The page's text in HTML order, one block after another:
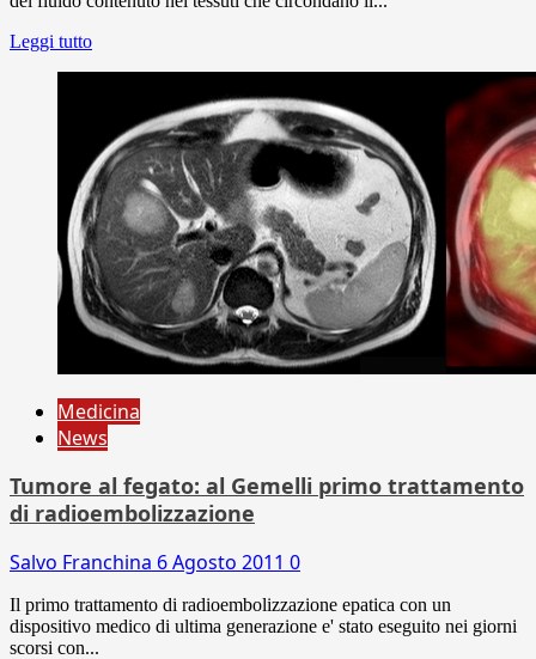
Leggi tutto
Medicina
News
Tumore al fegato: al Gemelli primo trattamento
di radioembolizzazione
Salvo Franchina 6 Agosto 2011 0
Il primo trattamento di radioembolizzazione epatica con un
dispositivo medico di ultima generazione e' stato eseguito nei giorni
scorsi con...